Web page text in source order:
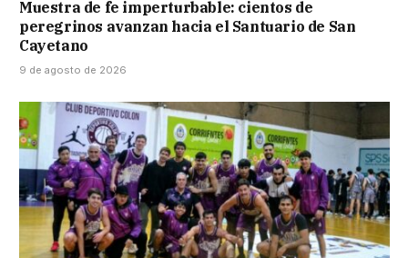
Muestra de fe imperturbable: cientos de
peregrinos avanzan hacia el Santuario de San
Cayetano
9 de agosto de 2026